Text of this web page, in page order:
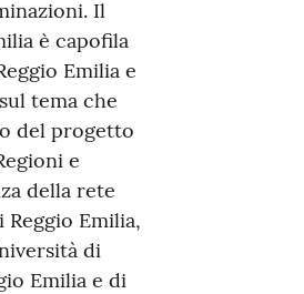
Il
è capofila
Emilia e
tema che
del progetto
e
della rete
Emilia,
di
Emilia e di